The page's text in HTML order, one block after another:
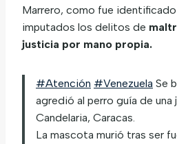
Marrero, como fue
imputados los delitos de
justicia por mano propia.
#Atención #Venezuela Se
agredió al perro guía de una
Candelaria, Caracas.
La mascota murió tras ser